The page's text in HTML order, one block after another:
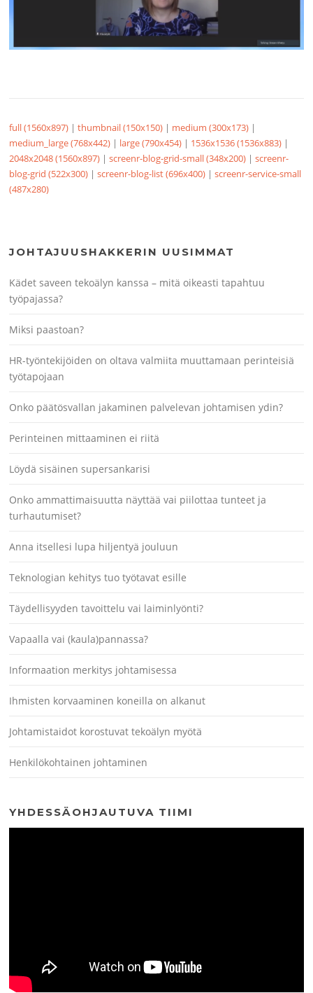
full (1560x897) |thumbnail (150x150) | medium (300x173) |
medium_large (768x442) | large (790x454) | 1536x1536 (1536x883) |
2048x2048 (1560x897) |screenr-blog-grid-small (348x200) |screenr-
blog-grid (522x300) |screenr-blog-list (696x400) |screenr-service-small
(487x280)
JOHTAJUUSHAKKERIN UUSIMMAT
Kädet saveen tekoälyn kanssa – mitä oikeasti tapahtuu
työpajassa?
Miksi paastoan?
HR-työntekijöiden on oltava valmiita muuttamaan perinteisiä
työtapojaan
Onko päätösvallan jakaminen palvelevan johtamisen ydin?
Perinteinen mittaaminen ei riitä
Löydä sisäinen supersankarisi
Onko ammattimaisuutta näyttää vai piilottaa tunteet ja
turhautumiset?
Anna itsellesi lupa hiljentyä jouluun
Teknologian kehitys tuo työtavat esille
Täydellisyyden tavoittelu vai laiminlyönti?
Vapaalla vai (kaula)pannassa?
Informaation merkitys johtamisessa
Ihmisten korvaaminen koneilla on alkanut
Johtamistaidot korostuvat tekoälyn myötä
Henkilökohtainen johtaminen
YHDESSÄOHJAUTUVA TIIMI